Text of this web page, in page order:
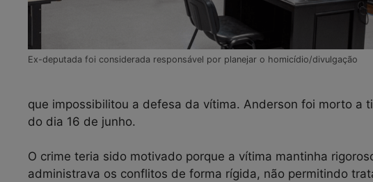
Ex-deputada foi considerada responsável por planejar o homicídio/divulgação
que impossibilitou a defesa da vítima. Anderson foi morto a
do dia 16 de junho.
O crime teria sido motivado porque a vítima mantinha
administrava os conflitos de forma rígida, não permitindo